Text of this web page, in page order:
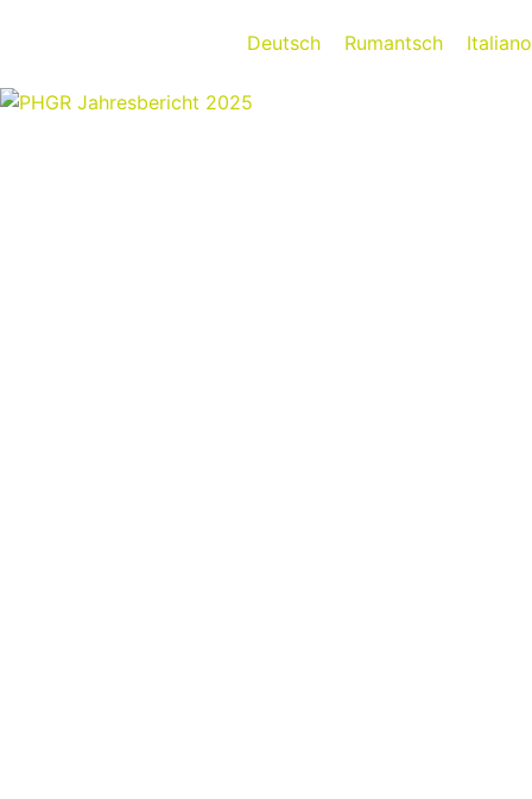
Deutsch Rumantsch Italiano